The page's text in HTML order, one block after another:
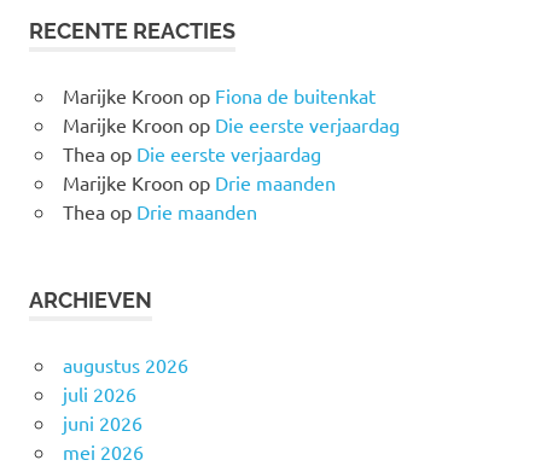
RECENTE REACTIES
Marijke Kroon op Fiona de buitenkat
Marijke Kroon op Die eerste verjaardag
Theaop Die eerste verjaardag
Marijke Kroon op Drie maanden
Theaop Drie maanden
ARCHIEVEN
augustus 2026
juli 2026
juni 2026
mei 2026